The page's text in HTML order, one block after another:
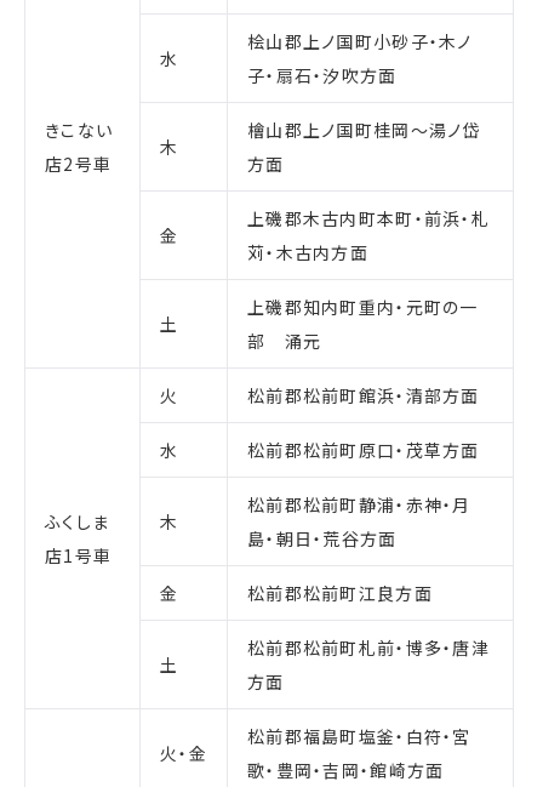
きこない
店2号車
水
桧山郡上ノ国町小砂子・木ノ
子・扇石・汐吹方面
木
檜山郡上ノ国町桂岡～湯ノ岱
方面
金
上磯郡木古内町本町・前浜・札
苅・木古内方面
土
上磯郡知内町重内・元町の一
部 涌元
ふくしま
店1号車
火 松前郡松前町館浜・清部方面
水 松前郡松前町原口・茂草方面
木
松前郡松前町静浦・赤神・月
島・朝日・荒谷方面
金 松前郡松前町江良方面
土
松前郡松前町札前・博多・唐津
方面
火・金
松前郡福島町塩釜・白符・宮
歌・豊岡・吉岡・館崎方面